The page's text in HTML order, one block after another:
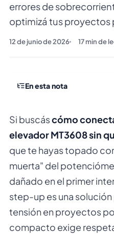
errores de
optimizá tus proyectos
12 de junio de 2026 17min de
En esta nota
Si buscáscómo
elevador MT3608 sin
que te hayas topado
muerta" del
dañado en el primer
step-up es una
tensión en proyectos
compacto exige